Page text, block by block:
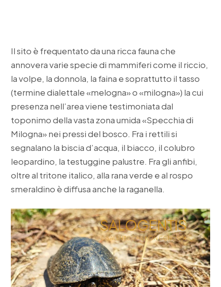
Il sito è frequentato da una ricca fauna che
annovera varie specie di mammiferi come il riccio,
la volpe, la donnola, la faina e soprattutto il tasso
(termine dialettale «melogna» o «milogna») la cui
presenza nell’area viene testimoniata dal
toponimo della vasta zona umida «Specchia di
Milogna» nei pressi del bosco. Fra i rettili si
segnalano la biscia d’acqua, il biacco, il colubro
leopardino, la testuggine palustre. Fra gli anfibi,
oltre al tritone italico, alla rana verde e al rospo
smeraldino è diffusa anche la raganella.